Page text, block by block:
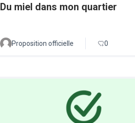
Du miel dans mon quartier
Proposition officielle 0